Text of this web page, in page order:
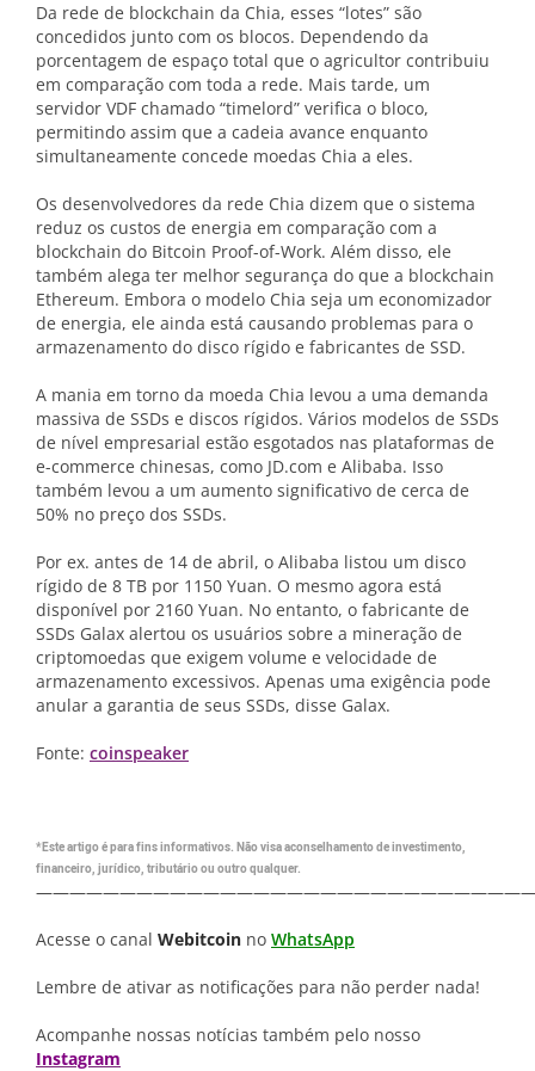
Da rede de blockchain da Chia, esses “lotes” são
concedidos junto com os blocos. Dependendo da
porcentagem de espaço total que o agricultor contribuiu
em comparação com toda a rede. Mais tarde, um
servidor VDF chamado “timelord” verifica o bloco,
permitindo assim que a cadeia avance enquanto
simultaneamente concede moedas Chia a eles.
Os desenvolvedores da rede Chia dizem que o sistema
reduz os custos de energia em comparação com a
blockchain do Bitcoin Proof-of-Work. Além disso, ele
também alega ter melhor segurança do que a blockchain
Ethereum. Embora o modelo Chia seja um economizador
de energia, ele ainda está causando problemas para o
armazenamento do disco rígido e fabricantes de SSD.
A mania em torno da moeda Chia levou a uma demanda
massiva de SSDs e discos rígidos. Vários modelos de SSDs
de nível empresarial estão esgotados nas plataformas de
e-commerce chinesas, como JD.com e Alibaba. Isso
também levou a um aumento significativo de cerca de
50% no preço dos SSDs.
Por ex. antes de 14 de abril, o Alibaba listou um disco
rígido de 8 TB por 1150 Yuan. O mesmo agora está
disponível por 2160 Yuan. No entanto, o fabricante de
SSDs Galax alertou os usuários sobre a mineração de
criptomoedas que exigem volume e velocidade de
armazenamento excessivos. Apenas uma exigência pode
anular a garantia de seus SSDs, disse Galax.
Fonte: coinspeaker
*Este artigo é para fins informativos. Não visa aconselhamento de investimento,
financeiro, jurídico, tributário ou outro qualquer.
Acesse o canal Webitcoin no WhatsApp
Lembre de ativar as notificações para não perder nada!
Acompanhe nossas notícias também pelo nosso
Instagram